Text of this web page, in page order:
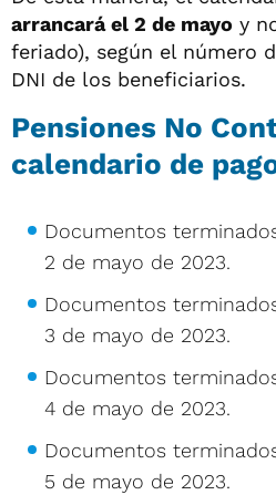
arrancará el 2 de mayo y
feriado), según el número
DNI de los beneficiarios.
Pensiones No
calendario de
Documentos
2 de mayo de 2023.
Documentos
3 de mayo de 2023.
Documentos
4 de mayo de 2023.
Documentos
5 de mayo de 2023.